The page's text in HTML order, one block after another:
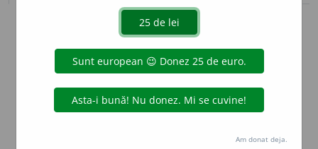
info
Aceste definiții sunt compilate de
echipa dexonline. Definițiile
originale se află pe filadefiniții.
preferințe
Am donat deja.